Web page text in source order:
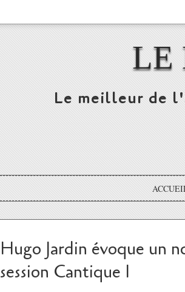
LE
Le meilleur de
Hugo Jardin évoque un
session Cantique I